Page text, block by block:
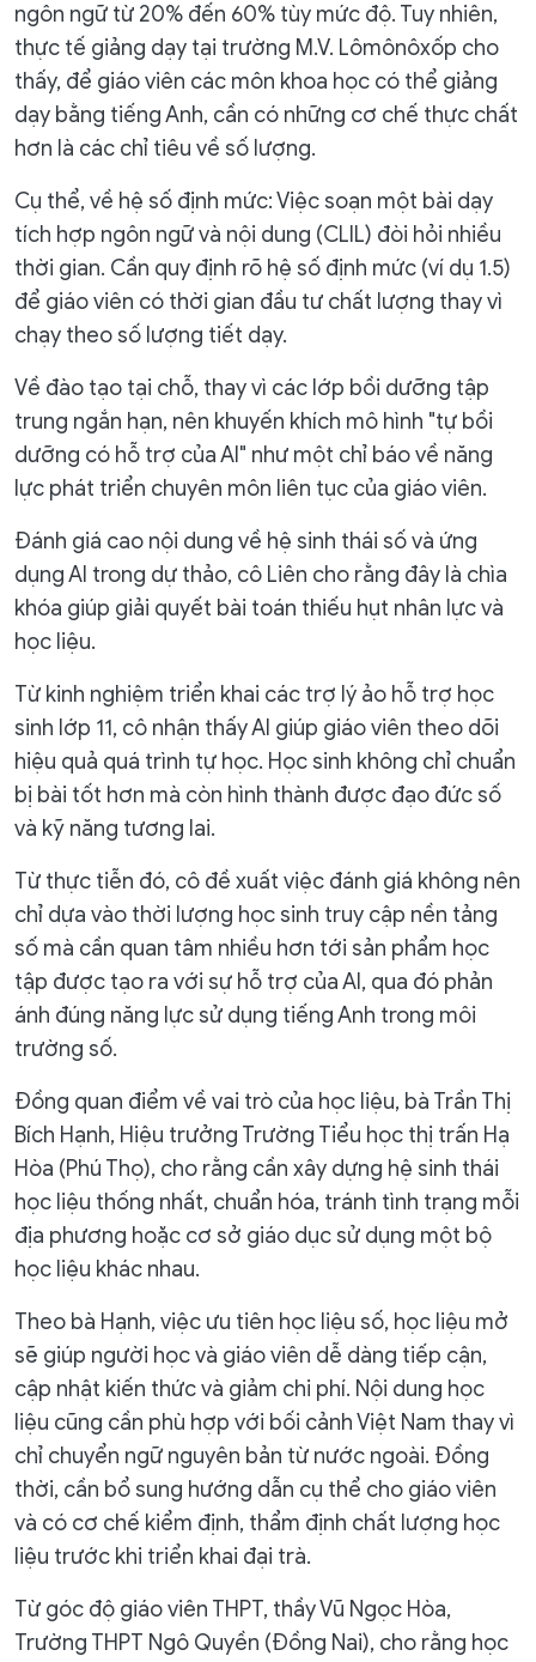
ngôn ngữ từ 20% đến 60% tùy mức độ. Tuy nhiên,
thực tế giảng dạy tại trường M.V. Lômônôxốp cho
thấy, để giáo viên các môn khoa học có thể giảng
dạy bằng tiếng Anh, cần có những cơ chế thực chất
hơn là các chỉ tiêu về số lượng.
Cụ thể, về hệ số định mức: Việc soạn một bài dạy
tích hợp ngôn ngữ và nội dung (CLIL) đòi hỏi nhiều
thời gian. Cần quy định rõ hệ số định mức (ví dụ 1.5)
để giáo viên có thời gian đầu tư chất lượng thay vì
chạy theo số lượng tiết dạy.
Về đào tạo tại chỗ, thay vì các lớp bồi dưỡng tập
trung ngắn hạn, nên khuyến khích mô hình "tự bồi
dưỡng có hỗ trợ của AI" như một chỉ báo về năng
lực phát triển chuyên môn liên tục của giáo viên.
Đánh giá cao nội dung về hệ sinh thái số và ứng
dụng AI trong dự thảo, cô Liên cho rằng đây là chìa
khóa giúp giải quyết bài toán thiếu hụt nhân lực và
học liệu.
Từ kinh nghiệm triển khai các trợ lý ảo hỗ trợ học
sinh lớp 11, cô nhận thấy AI giúp giáo viên theo dõi
hiệu quả quá trình tự học. Học sinh không chỉ chuẩn
bị bài tốt hơn mà còn hình thành được đạo đức số
và kỹ năng tương lai.
Từ thực tiễn đó, cô đề xuất việc đánh giá không nên
chỉ dựa vào thời lượng học sinh truy cập nền tảng
số mà cần quan tâm nhiều hơn tới sản phẩm học
tập được tạo ra với sự hỗ trợ của AI, qua đó phản
ánh đúng năng lực sử dụng tiếng Anh trong môi
trường số.
Đồng quan điểm về vai trò của học liệu, bà Trần Thị
Bích Hạnh, Hiệu trưởng Trường Tiểu học thị trấn Hạ
Hòa (Phú Thọ), cho rằng cần xây dựng hệ sinh thái
học liệu thống nhất, chuẩn hóa, tránh tình trạng mỗi
địa phương hoặc cơ sở giáo dục sử dụng một bộ
học liệu khác nhau.
Theo bà Hạnh, việc ưu tiên học liệu số, học liệu mở
sẽ giúp người học và giáo viên dễ dàng tiếp cận,
cập nhật kiến thức và giảm chi phí. Nội dung học
liệu cũng cần phù hợp với bối cảnh Việt Nam thay vì
chỉ chuyển ngữ nguyên bản từ nước ngoài. Đồng
thời, cần bổ sung hướng dẫn cụ thể cho giáo viên
và có cơ chế kiểm định, thẩm định chất lượng học
liệu trước khi triển khai đại trà.
Từ góc độ giáo viên THPT, thầy Vũ Ngọc Hòa,
Trường THPT Ngô Quyền (Đồng Nai), cho rằng học